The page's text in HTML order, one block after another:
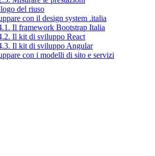
del riuso
con il design system .italia
Il framework Bootstrap Italia
Il kit di sviluppo React
Il kit di sviluppo Angular
con i modelli di sito e servizi